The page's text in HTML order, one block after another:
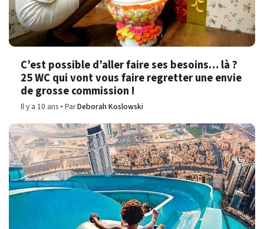
C’est possible d’aller faire ses besoins… là ?
25 WC qui vont vous faire regretter une envie
de grosse commission !
Il y a 10 ans ParDeborah Koslowski